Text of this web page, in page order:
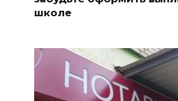
школе